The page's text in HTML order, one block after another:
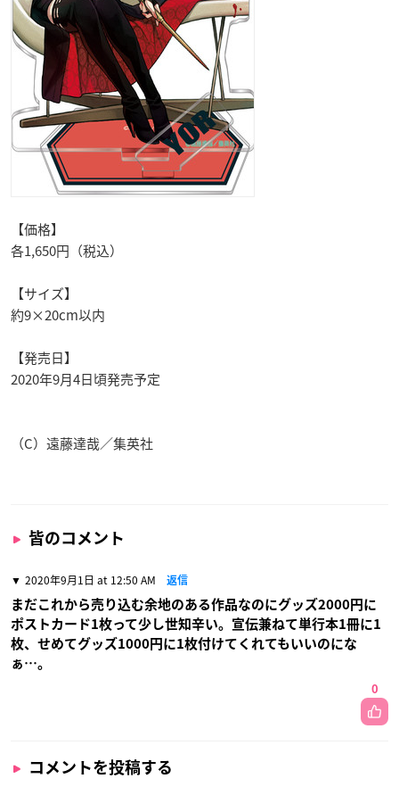
【価格】
各1,650円（税込）
【サイズ】
約9×20cm以内
【発売日】
2020年9月4日頃発売予定
（C）遠藤達哉／集英社
皆のコメント
2020年9月1日 at 12:50 AM 返信
まだこれから売り込む余地のある作品なのにグッズ2000円に
ポストカード1枚って少し世知辛い。宣伝兼ねて単行本1冊に1
枚、せめてグッズ1000円に1枚付けてくれてもいいのにな
ぁ…。
0
コメントを投稿する